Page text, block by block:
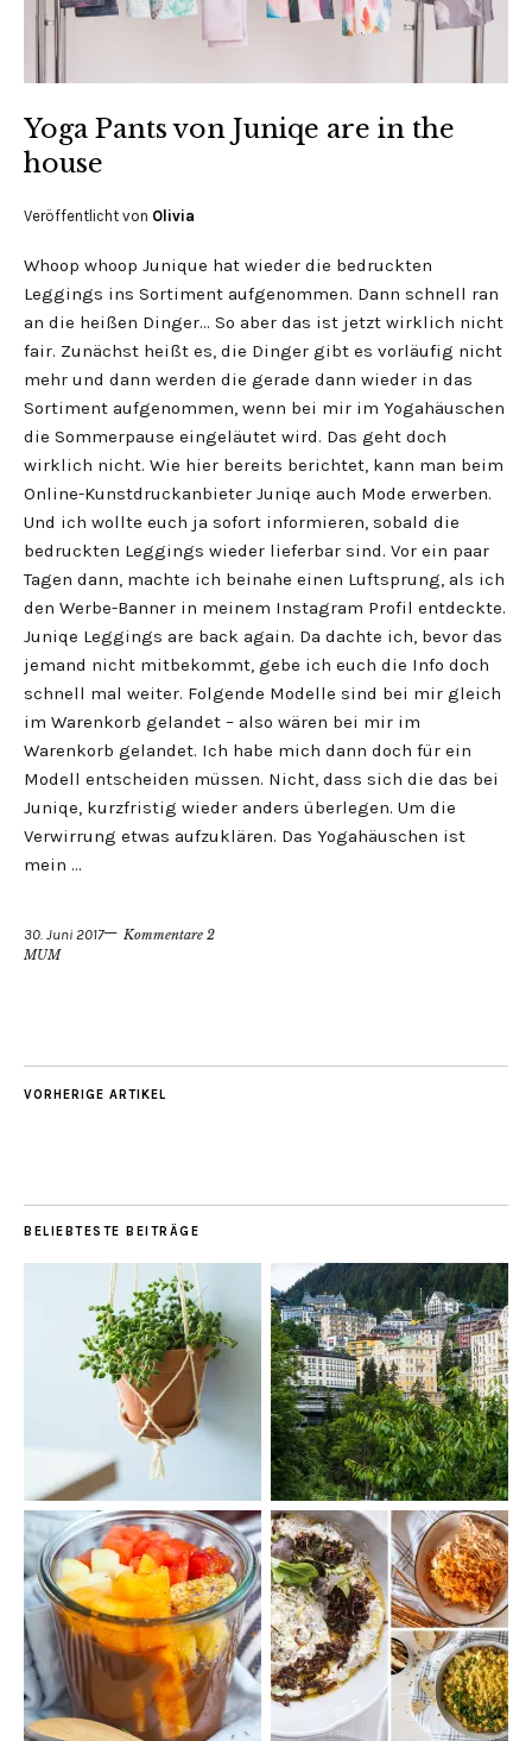
Yoga Pants von Juniqe are in the
house
Veröffentlicht von Olivia
Whoop whoop Junique hat wieder die bedruckten
Leggings ins Sortiment aufgenommen. Dann schnell ran
an die heißen Dinger… So aber das ist jetzt wirklich nicht
fair. Zunächst heißt es, die Dinger gibt es vorläufig nicht
mehr und dann werden die gerade dann wieder in das
Sortiment aufgenommen, wenn bei mir im Yogahäuschen
die Sommerpause eingeläutet wird. Das geht doch
wirklich nicht. Wie hier bereits berichtet, kann man beim
Online-Kunstdruckanbieter Juniqe auch Mode erwerben.
Und ich wollte euch ja sofort informieren, sobald die
bedruckten Leggings wieder lieferbar sind. Vor ein paar
Tagen dann, machte ich beinahe einen Luftsprung, als ich
den Werbe-Banner in meinem Instagram Profil entdeckte.
Juniqe Leggings are back again. Da dachte ich, bevor das
jemand nicht mitbekommt, gebe ich euch die Info doch
schnell mal weiter. Folgende Modelle sind bei mir gleich
im Warenkorb gelandet – also wären bei mir im
Warenkorb gelandet. Ich habe mich dann doch für ein
Modell entscheiden müssen. Nicht, dass sich die das bei
Juniqe, kurzfristig wieder anders überlegen. Um die
Verwirrung etwas aufzuklären. Das Yogahäuschen ist
mein …
30. Juni 2017
Kommentare 2
MUM
VORHERIGE ARTIKEL
BELIEBTESTE BEITRÄGE